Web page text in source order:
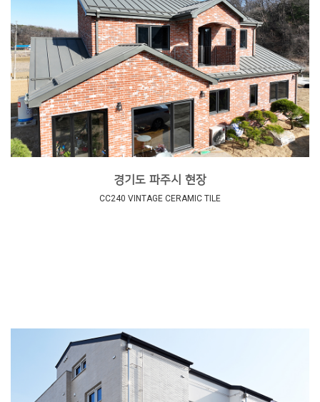
경기도 파주시 현장
CC240 VINTAGE CERAMIC TILE